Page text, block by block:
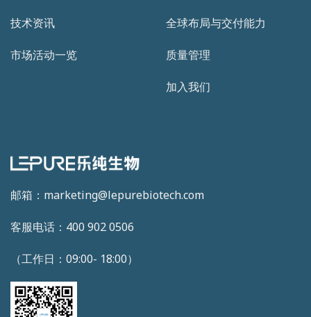
邮箱：marketing@lepurebiotech.com
客服电话：400 902 0506
（工作日：09:00- 18:00）
技术资讯
市场活动一览
全球布局与交付能力
质量管理
加入我们